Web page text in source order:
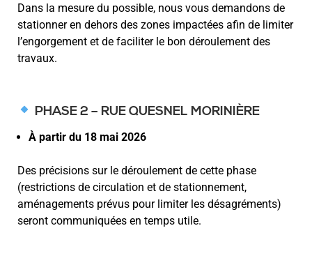
Dans la mesure du possible, nous vous demandons de
stationner en dehors des zones impactées afin de limiter
l’engorgement et de faciliter le bon déroulement des
travaux.
PHASE 2 – RUE QUESNEL MORINIÈRE
À partir du 18 mai 2026
Des précisions sur le déroulement de cette phase
(restrictions de circulation et de stationnement,
aménagements prévus pour limiter les désagréments)
seront communiquées en temps utile.